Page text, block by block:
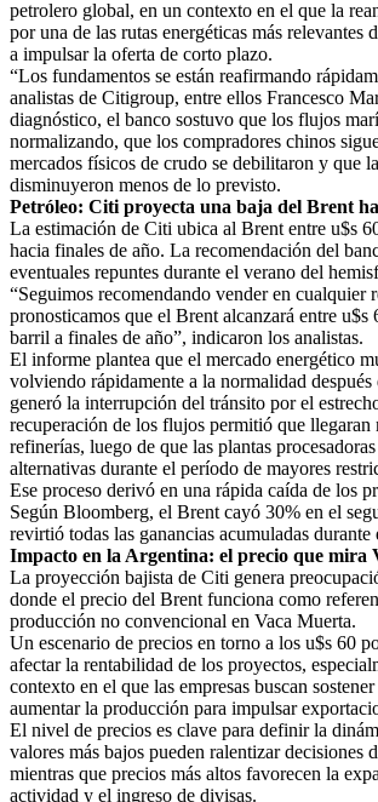
petrolero global, en un contexto en el que la
por una de las rutas energéticas más relevantes
a impulsar la oferta de corto plazo.
“Los fundamentos se están reafirmando
analistas de Citigroup, entre ellos Francesco
diagnóstico, el banco sostuvo que los flujos
normalizando, que los compradores chinos
mercados físicos de crudo se debilitaron y que
disminuyeron menos de lo previsto.
Petróleo: Citi proyecta una baja del Brent
La estimación de Citi ubica al Brent entre u$s
hacia finales de año. La recomendación del
eventuales repuntes durante el verano del
“Seguimos recomendando vender en cualquier
pronosticamos que el Brent alcanzará entre u$s
barril a finales de año”, indicaron los analistas.
El informe plantea que el mercado energético
volviendo rápidamente a la normalidad
generó la interrupción del tránsito por el
recuperación de los flujos permitió que llegaran
refinerías, luego de que las plantas
alternativas durante el período de mayores
Ese proceso derivó en una rápida caída de los
Según Bloomberg, el Brent cayó 30% en el
revirtió todas las ganancias acumuladas
Impacto en la Argentina: el precio que mira
La proyección bajista de Citi genera
donde el precio del Brent funciona como
producción no convencional en Vaca Muerta.
Un escenario de precios en torno a los u$s 60
afectar la rentabilidad de los proyectos,
contexto en el que las empresas buscan
aumentar la producción para impulsar
El nivel de precios es clave para definir la
valores más bajos pueden ralentizar decisiones
mientras que precios más altos favorecen la
actividad y el ingreso de divisas.